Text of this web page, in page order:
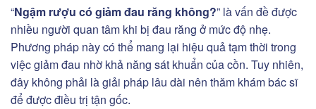
“Ngậm rượu có giảm đau răng không?” là vấn đề được
nhiều người quan tâm khi bị đau răng ở mức độ nhẹ.
Phương pháp này có thể mang lại hiệu quả tạm thời trong
việc giảm đau nhờ khả năng sát khuẩn của cồn. Tuy nhiên,
đây không phải là giải pháp lâu dài nên thăm khám bác sĩ
để được điều trị tận gốc.